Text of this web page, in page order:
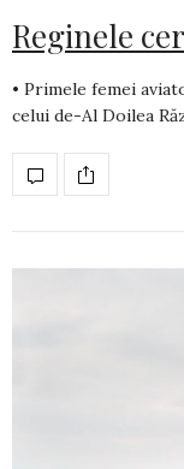
Reginele
• Primele femei
celui de-Al Doilea